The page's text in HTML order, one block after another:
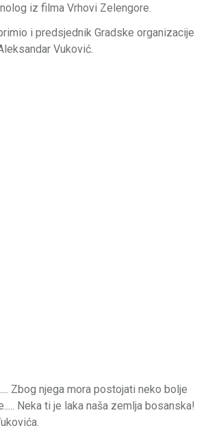
iz filma Vrhovi Zelengore.
i predsjednik Gradske organizacije
Vuković.
Zbog njega mora postojati neko bolje
Neka ti je laka naša zemlja bosanska!